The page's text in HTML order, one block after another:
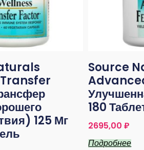
125 Мг
Source
180
2695,00₽
Подробнее